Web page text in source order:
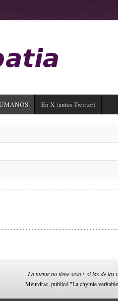
line 56
En X (antes Twitter)
"La mente no tiene sexo y si las de
Meurdrac, publicó "La chymie